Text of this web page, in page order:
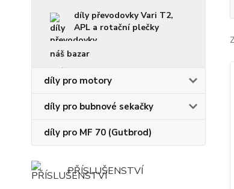
díly převodovky Vari T2,
APL a rotační plečky
náš bazar
díly pro motory
díly pro bubnové sekačky
díly pro MF 70 (Gutbrod)
PŘÍSLUŠENSTVÍ